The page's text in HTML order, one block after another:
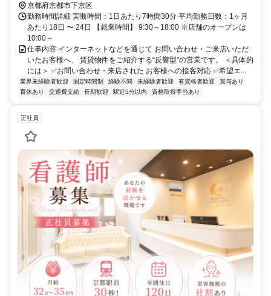
京都府京都市下京区
勤務時間詳細 実働時間：1日あたり7時間30分 平均勤務日数：1ヶ月
あたり18日 〜 24日 【就業時間】 9:30～18:00 ※店舗のオープンは
10:00～
仕事内容 インターネットなどを通じて お問い合わせ・ご来店いただ
いたお客様へ、 賃貸物件をご紹介する“反響型”の営業です。 ＜具体的
には＞ ✅お問い合わせ・来店された お客様への接客対応 ✅希望エ...
業界未経験者歓迎 固定時間制 経験不問 未経験者歓迎 有資格者歓迎
賞与あり
育休あり
交通費支給 長期歓迎 駅近5分以内 資格取得手当あり
正社員